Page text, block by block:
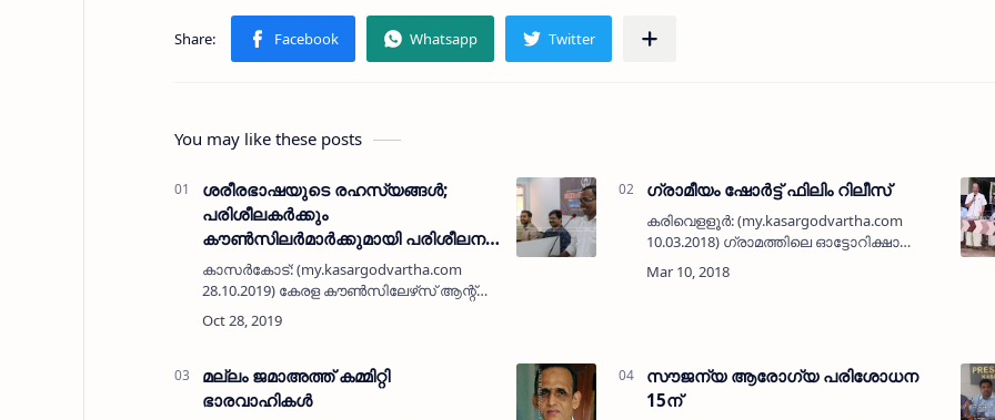
You may like these posts
ശരീരഭാഷയുടെ രഹസ്യങ്ങള്‍;
പരിശീലകര്‍ക്കും
കൗണ്‍സിലര്‍മാര്‍ക്കുമായി പരിശീലന
ശില്പശാല നടത്തി
കാസര്‍കോട്: (my.kasargodvartha.com
28.10.2019) കേരള കൗണ്‍സിലേഴ്‌സ് ആന്റ്
ട്രെയിനേര്‍സ് ട്രേഡ് യൂണിയന്‍ ജില്ലാ
കമ്മിറ്റിയുടെ നേതൃത്വത്തില്‍
വിഷയത്തില…
ഗ്രാമീയം ഷോര്‍ട്ട് ഫിലിം റിലീസ്
കരിവെളളൂര്‍: (my.kasargodvartha.com
10.03.2018) ഗ്രാമത്തിലെ ഓട്ടോറിക്ഷാ
തൊഴിലാളികളുടെ സംരഭമായ ചിറക്കല്‍
മൂവീസ് നിര്‍മ്മാണം നിര്‍വ്വഹിച്ച ഗ്രാമീയം
മല്ലം ജമാഅത്ത് കമ്മിറ്റി
ഭാരവാഹികള്‍
സൗജന്യ ആരോഗ്യ പരിശോധന
15ന്